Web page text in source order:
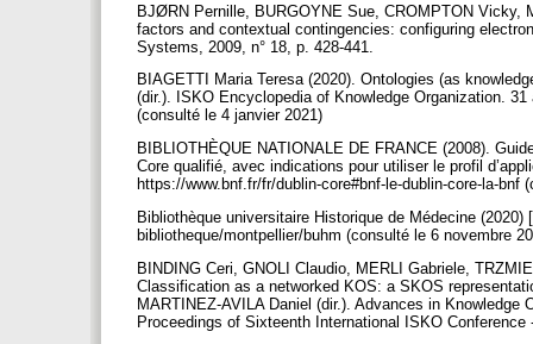
BJØRN Pernille, BURGOYNE Sue, CROMPTON Vicky,
factors and contextual contingencies: configuring
Systems, 2009, n° 18, p. 428-441.
BIAGETTI Maria Teresa (2020). Ontologies (as
(dir.). ISKO Encyclopedia of Knowledge Organization.
(consulté le 4 janvier 2021)
BIBLIOTHÈQUE NATIONALE DE FRANCE (2008).
Core qualifié, avec indications pour utiliser le profil
https://www.bnf.fr/fr/dublin-core#bnf-le-dublin-core-la-bnf
Bibliothèque universitaire Historique de Médecine
bibliotheque/montpellier/buhm (consulté le 6 novembre
BINDING Ceri, GNOLI Claudio, MERLI Gabriele,
Classification as a networked KOS: a SKOS
MARTINEZ-AVILA Daniel (dir.). Advances in
Proceedings of Sixteenth International ISKO